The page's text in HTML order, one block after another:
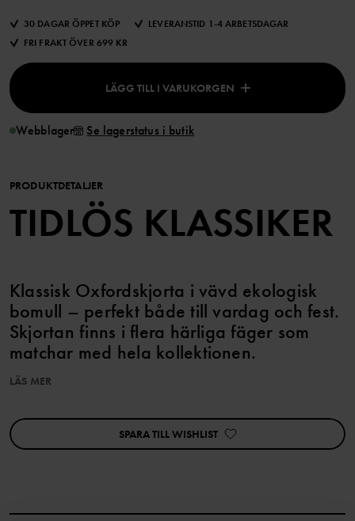
30 DAGAR ÖPPET KÖP
LEVERANSTID 1-4 ARBETSDAGAR
FRI FRAKT ÖVER 699 KR
LÄGG TILL I VARUKORGEN
Webblager Se lagerstatus i butik
PRODUKTDETALJER
TIDLÖS KLASSIKER
Klassisk Oxfordskjorta i vävd ekologisk
bomull – perfekt både till vardag och fest.
Skjortan finns i flera härliga fäger som
matchar med hela kollektionen.
Artikelnummer
60602996
LÄS MER
SPARA TILL WISHLIST